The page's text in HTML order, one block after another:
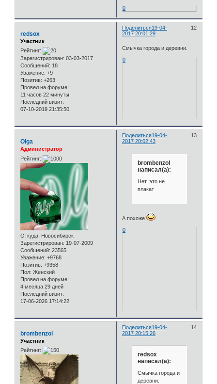
0
Поделиться 12
19-04-
2017 20:01:29
redsox
Участник
Рейтинг:
Зарегистрирован: 03-03-2017
Сообщений: 18
Уважение: +9
Позитив: +263
Провел на форуме:
11 часов 22 минуты
Последний визит:
07-10-2019 21:35:50
Смычка города и деревни.
0
Поделиться 13
19-04-
2017 20:02:43
Olga
Администратор
Рейтинг:
Откуда: Новосибирск
Зарегистрирован: 19-07-2009
Сообщений: 23565
Уважение: +9768
Позитив: +9358
Пол: Женский
Провел на форуме:
4 месяца 29 дней
Последний визит:
17-06-2026 17:14:22
brombenzol
написал(а):
Нет, это не
плакат
А похоже
0
Поделиться 14
19-04-
2017 20:15:26
brombenzol
Участник
Рейтинг:
redsox
написал(а):
Смычка города и
деревни.